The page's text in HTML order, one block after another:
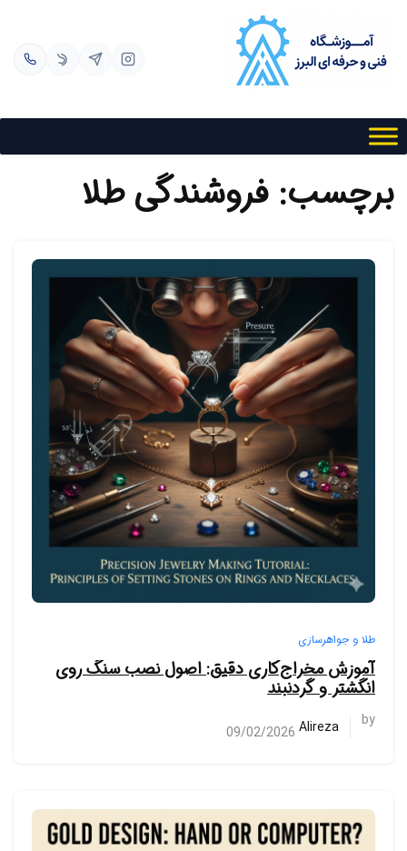
برچسب:فروشندگی طلا
طلا و جواهرسازی
آموزش مخراج‌کاری دقیق: اصول نصب سنگ روی
انگشتر و گردنبند
by
Alireza
09/02/2026